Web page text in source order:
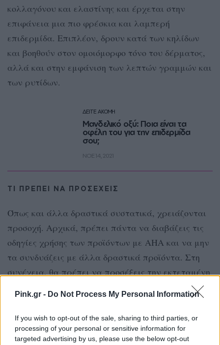
Pink.gr - Do Not Process My Personal Information
If you wish to opt-out of the sale, sharing to third parties, or
processing of your personal or sensitive information for
targeted advertising by us, please use the below opt-out
κολλαγόνου και ελαστίνης και έρχεται στην
επιφάνεια μια πιο φρέσκια και λαμπερή
επιδερμίδα. Επιπλέον, δρουν κατά των κηλίδων
και βοηθούν στον ομοιόμορφο τόνο του δέρματος,
αλλά και στην εμφάνιση των λεπτών γραμμών και
των ρυτίδων.
ΔΕΙΤΕ ΑΚΟΜΗ
Μανδελικό οξύ: Ποια είναι τα
οφέλη του για την επιδερμίδα
σου;
ΝΟE 14, 2021
ΤΙ ΠΡΕΠΕΙ ΝΑ ΠΡΟΣΕΧΕΙΣ
Όπως και άλλα δραστικά συστατικά, χρειάζονται
προσοχή. Αρχικά, πρέπει πάντα να διαβάζεις τις
οδηγίες χρήσης των προϊόντων με AHA και να μην
τα συνδυάζεις με άλλα δραστικά προϊόντα. Στη
συνέχεια, θα πρέπει να προσέξεις την εκτεταμένη
καθώς τα οξέα προκαλούν φωτοευαισθησία.
ΔΙΑΦΗΜΙΣΗ